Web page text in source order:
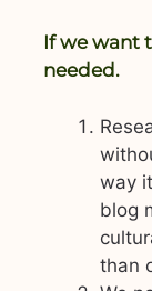
If we want
needed.
way
blog
than